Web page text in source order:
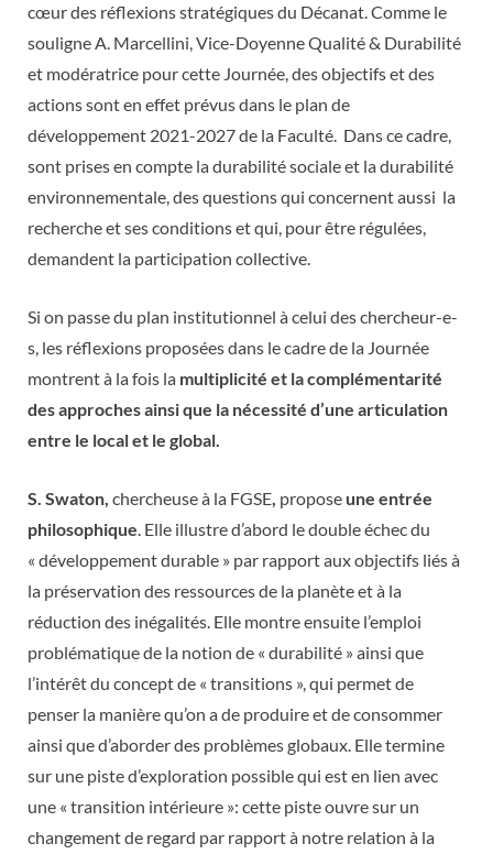
cœur des réflexions stratégiques du Décanat. Comme le
souligne A. Marcellini, Vice-Doyenne Qualité & Durabilité
et modératrice pour cette Journée, des objectifs et des
actions sont en effet prévus dans le plan de
développement 2021-2027 de la Faculté. Dans ce cadre,
sont prises en compte la durabilité sociale et la durabilité
environnementale, des questions qui concernent aussi la
recherche et ses conditions et qui, pour être régulées,
demandent la participation collective.
Si on passe du plan institutionnel à celui des chercheur-e-
s, les réflexions proposées dans le cadre de la Journée
montrent à la fois la multiplicité et la complémentarité
des approches ainsi que la nécessité d’une articulation
entre le local et le global.
S. Swaton, chercheuse à la FGSE, propose une entrée
philosophique. Elle illustre d’abord le double échec du
« développement durable » par rapport aux objectifs liés à
la préservation des ressources de la planète et à la
réduction des inégalités. Elle montre ensuite l’emploi
problématique de la notion de « durabilité » ainsi que
l’intérêt du concept de « transitions », qui permet de
penser la manière qu’on a de produire et de consommer
ainsi que d’aborder des problèmes globaux. Elle termine
sur une piste d’exploration possible qui est en lien avec
une « transition intérieure »: cette piste ouvre sur un
changement de regard par rapport à notre relation à la